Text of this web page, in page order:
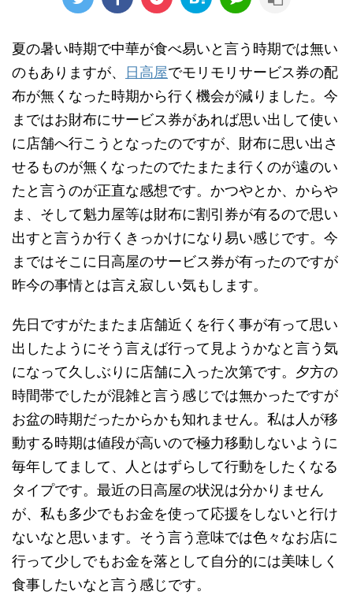
夏の暑い時期で中華が食べ易いと言う時期では無い
のもありますが、
日高屋でモリモリサービス券の配
布が無くなった時期から行く機会が減りました。今
まではお財布にサービス券があれば思い出して使い
に店舗へ行こうとなったのですが、財布に思い出さ
せるものが無くなったのでたまたま行くのが遠のい
たと言うのが正直な感想です。かつやとか、からや
ま、そして魁力屋等は財布に割引券が有るので思い
出すと言うか行くきっかけになり易い感じです。今
まではそこに日高屋のサービス券が有ったのですが
昨今の事情とは言え寂しい気もします。
先日ですがたまたま店舗近くを行く事が有って思い
出したようにそう言えば行って見ようかなと言う気
になって久しぶりに店舗に入った次第です。夕方の
時間帯でしたが混雑と言う感じでは無かったですが
お盆の時期だったからかも知れません。私は人が移
動する時期は値段が高いので極力移動しないように
毎年してまして、人とはずらして行動をしたくなる
タイプです。最近の日高屋の状況は分かりません
が、私も多少でもお金を使って応援をしないと行け
ないなと思います。そう言う意味では色々なお店に
行って少しでもお金を落として自分的には美味しく
食事したいなと言う感じです。